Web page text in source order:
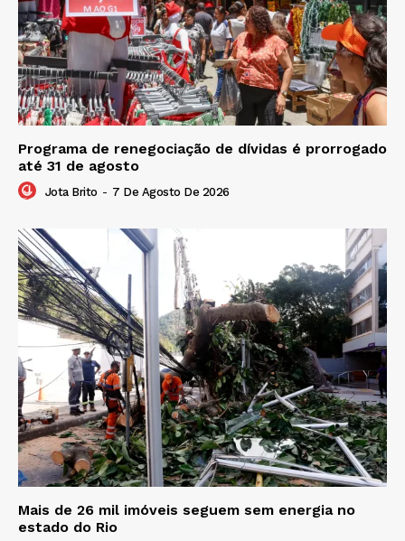
Programa de renegociação de dívidas é prorrogado
até 31 de agosto
Jota Brito - 7 De Agosto De 2026
Mais de 26 mil imóveis seguem sem energia no
estado do Rio